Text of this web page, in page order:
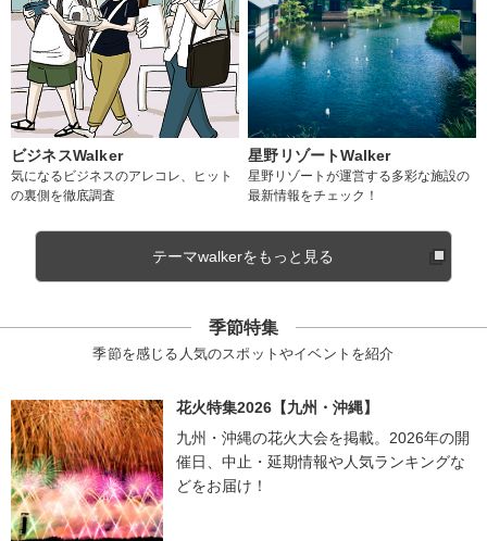
ビジネスWalker
気になるビジネスのアレコレ、ヒット
の裏側を徹底調査
星野リゾートWalker
星野リゾートが運営する多彩な施設の
最新情報をチェック！
テーマwalkerをもっと見る
季節特集
季節を感じる人気のスポットやイベントを紹介
花火特集2026【九州・沖縄】
九州・沖縄の花火大会を掲載。2026年の開
催日、中止・延期情報や人気ランキングな
どをお届け！